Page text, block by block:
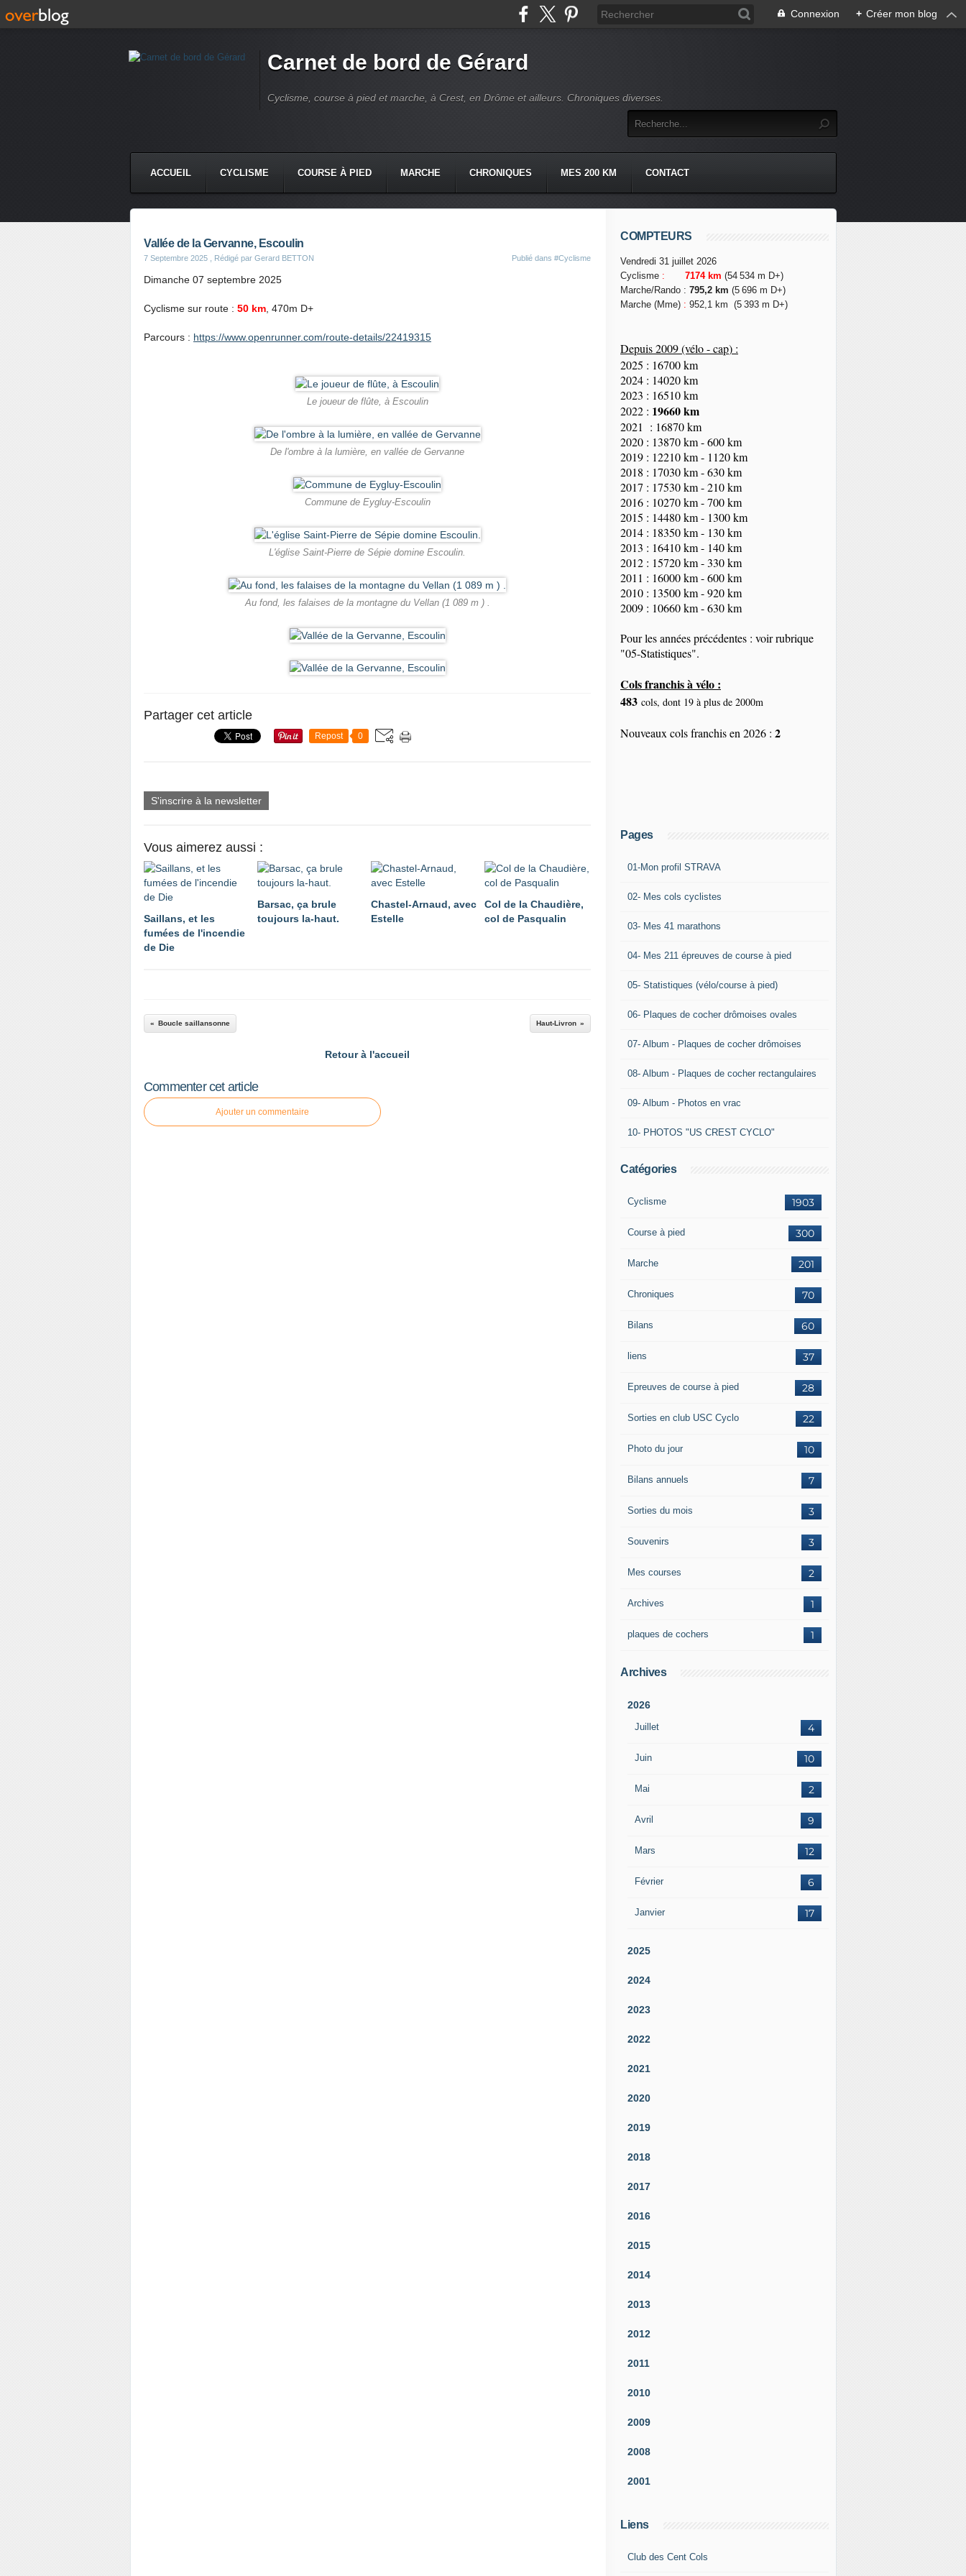
Connexion + Créer mon blog
Carnet de bord de Gérard
Cyclisme, course à pied et marche, à Crest, en Drôme et ailleurs. Chroniques diverses.
ACCUEIL CYCLISME COURSE À PIED MARCHE CHRONIQUES MES 200 KM CONTACT
Vallée de la Gervanne, Escoulin
7 Septembre 2025 , Rédigé par Gerard BETTON Publié dans #Cyclisme
Dimanche 07 septembre 2025
Cyclisme sur route : 50 km , 470m D+
Parcours : https://www.openrunner.com/route-details/22419315
Le joueur de flûte, à Escoulin
De l'ombre à la lumière, en vallée de Gervanne
Commune de Eygluy-Escoulin
L'église Saint-Pierre de Sépie domine Escoulin.
Au fond, les falaises de la montagne du Vellan (1 089 m ) .
Partager cet article
Repost 0
S'inscrire à la newsletter
Vous aimerez aussi :
Saillans, et les
fumées de l'incendie
de Die
Barsac, ça brule
toujours la-haut.
Chastel-Arnaud, avec
Estelle
Col de la Chaudière,
col de Pasqualin
Boucle saillansonne Haut-Livron
Retour à l'accueil
Commenter cet article
Ajouter un commentaire
COMPTEURS
Vendredi 31 juillet 2026
Cyclisme : 7174 km (54 534 m D+)
Marche/Rando : 795,2 km (5 696 m D+)
Marche (Mme) : 952,1 km (5 393 m D+)
Depuis 2009 (vélo - cap) :
2025 : 16700 km
2024 : 14020 km
2023 : 16510 km
2022 : 19660 km
2021 : 16870 km
2020 : 13870 km - 600 km
2019 : 12210 km - 1120 km
2018 : 17030 km - 630 km
2017 : 17530 km - 210 km
2016 : 10270 km - 700 km
2015 : 14480 km - 1300 km
2014 : 18350km- 130 km
2013 : 16410 km - 140 km
2012 : 15720 km - 330 km
2011 : 16000 km - 600 km
2010 : 13500 km - 920 km
2009 : 10660 km - 630 km
Pour les années précédentes : voir rubrique
"05-Statistiques".
Cols franchis à vélo :
483 cols, dont 19 à plus de 2000m
Nouveaux cols franchis en 2026 : 2
Pages
01-Mon profil STRAVA
02- Mes cols cyclistes
03- Mes 41 marathons
04- Mes 211 épreuves de course à pied
05- Statistiques (vélo/course à pied)
06- Plaques de cocher drômoises ovales
07- Album - Plaques de cocher drômoises
08- Album - Plaques de cocher rectangulaires
09- Album - Photos en vrac
10- PHOTOS "US CREST CYCLO"
Catégories
1903
Cyclisme
300
Course à pied
201
Marche
70
Chroniques
60
Bilans
37
liens
28
Epreuves de course à pied
22
Sorties en club USC Cyclo
10
Photo du jour
7
Bilans annuels
3
Sorties du mois
3
Souvenirs
2
Mes courses
1
Archives
1
plaques de cochers
Archives
2026
Juillet 4
Juin 10
Mai 2
Avril 9
Mars 12
Février 6
Janvier 17
2025
2024
2023
2022
2021
2020
2019
2018
2017
2016
2015
2014
2013
2012
2011
2010
2009
2008
2001
Liens
Club des Cent Cols